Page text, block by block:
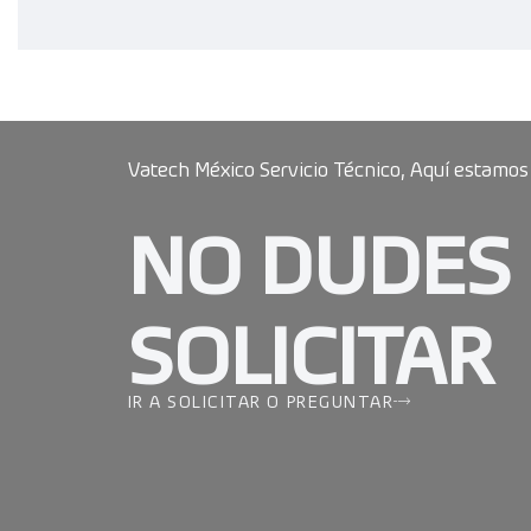
Vatech México Servicio Técnico, Aquí estamos
NO DUDES
SOLICITAR
IR A SOLICITAR O PREGUNTAR